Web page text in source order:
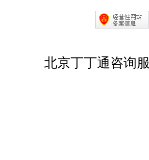
北京丁丁通咨询